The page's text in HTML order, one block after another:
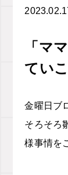
「マ
てい
金曜日ブ
そろそろ
様事情を